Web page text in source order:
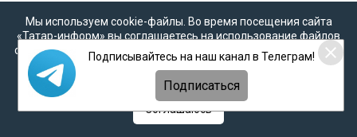
Татары уходят не прощаясь
В ходе переписи гражданам придется сообщить
информацию не только о владении русским и
другими языками, но и об их использовании в
повседневной жизни. Здесь мы еще почти наверняка
Мы используем cookie-файлы. Во время посещения сайта
«Татар-информ» вы соглашаетесь на использование файлов
cookie в соответствии с настоящим уведомлением, согласием
наобработку персональных данных,Политикой о
персональных данных
Политикой конфиденциальности
Соглашаюсь
Подписывайтесь на наш канал в Телеграм!
Подписаться